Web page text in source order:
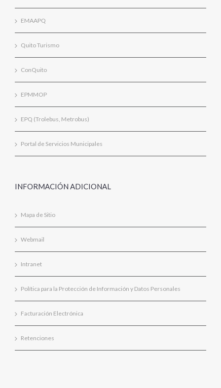
EMAAPQ
Quito Turismo
ConQuito
EPMMOP
EPQ (Trolebus, Metrobus)
Portal de Servicios Municipales
INFORMACIÓN ADICIONAL
Mapa de Sitio
Webmail
Intranet
Política para la Protección de Información y Datos Personales
Facturación Electrónica
Retenciones